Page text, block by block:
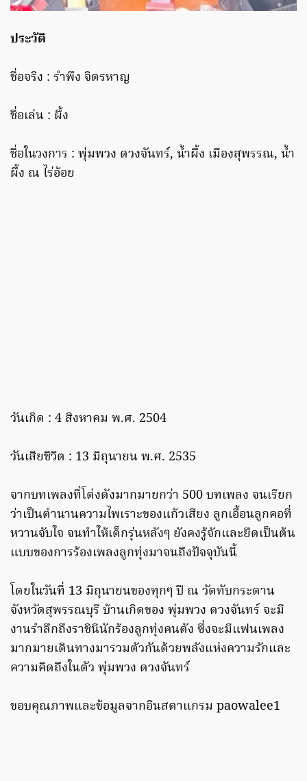
ประวัติ
ชื่อจริง : รำพึง จิตรหาญ
ชื่อเล่น : ผึ้ง
ชื่อในวงการ : พุ่มพวง ดวงจันทร์, น้ำผึ้ง เมืองสุพรรณ, น้ำ
ผึ้ง ณ ไร่อ้อย
วันเกิด : 4 สิงหาคม พ.ศ. 2504
วันเสียชีวิต : 13 มิถุนายน พ.ศ. 2535
จากบทเพลงที่โด่งดังมากมายกว่า 500 บทเพลง จนเรียก
ว่าเป็นตำนานความไพเราะของแก้วเสียง ลูกเอื้อนลูกคอที่
หวานจับใจ จนทำให้เด็กรุ่นหลังๆ ยังคงรู้จักและยึดเป็นต้น
แบบของการร้องเพลงลูกทุ่งมาจนถึงปัจจุบันนี้
โดยในวันที่ 13 มิถุนายนของทุกๆ ปี ณ วัดทับกระดาน
จังหวัดสุพรรณบุรี บ้านเกิดของ พุ่มพวง ดวงจันทร์ จะมี
งานรำลึกถึงราชินีนักร้องลูกทุ่งคนดัง ซึ่งจะมีแฟนเพลง
มากมายเดินทางมารวมตัวกันด้วยพลังแห่งความรักและ
ความคิดถึงในตัว พุ่มพวง ดวงจันทร์
ขอบคุณภาพและข้อมูลจากอินสตาแกรม paowalee1